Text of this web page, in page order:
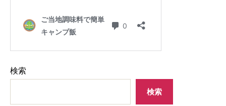
検索
検索